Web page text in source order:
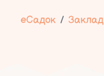
еСадок